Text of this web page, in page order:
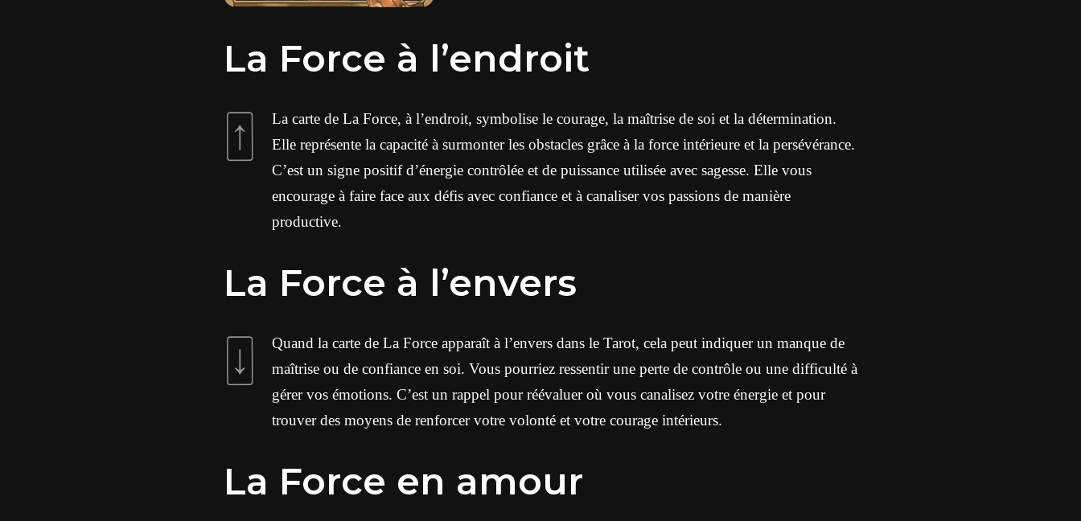
La Force à l’endroit
La carte de La Force, à l’endroit, symbolise le courage, la maîtrise de soi et la détermination.
Elle représente la capacité à surmonter les obstacles grâce à la force intérieure et la persévérance.
C’est un signe positif d’énergie contrôlée et de puissance utilisée avec sagesse. Elle vous
encourage à faire face aux défis avec confiance et à canaliser vos passions de manière
productive.
La Force à l’envers
Quand la carte de La Force apparaît à l’envers dans le Tarot, cela peut indiquer un manque de
maîtrise ou de confiance en soi. Vous pourriez ressentir une perte de contrôle ou une difficulté à
gérer vos émotions. C’est un rappel pour réévaluer où vous canalisez votre énergie et pour
trouver des moyens de renforcer votre volonté et votre courage intérieurs.
La Force en amour